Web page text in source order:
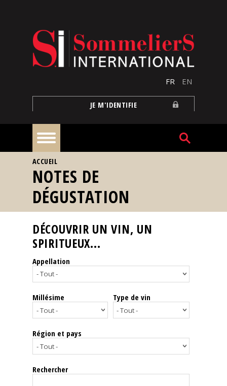
FR EN
JE M'IDENTIFIE
À
la
une
Reportages
Nos
Spiritueux
Notes
dégustation
VOUS ÊTES ICI
ACCUEIL
NOTES DE
DÉGUSTATION
DÉCOUVRIR UN VIN, UN
SPIRITUEUX...
Appellation
Millésime Type de vin
Région et pays
Rechercher